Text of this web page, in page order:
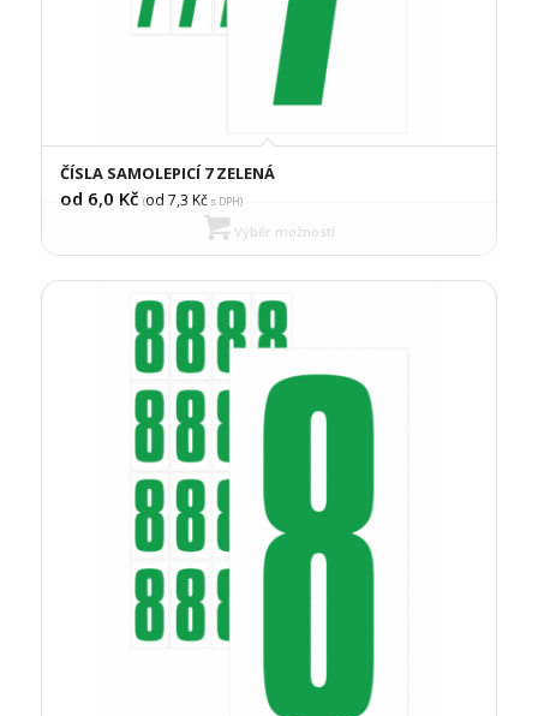
ČÍSLA SAMOLEPICÍ 7 ZELENÁ
od 6,0 Kč (od 7,3 Kčs DPH)
Výběr možností